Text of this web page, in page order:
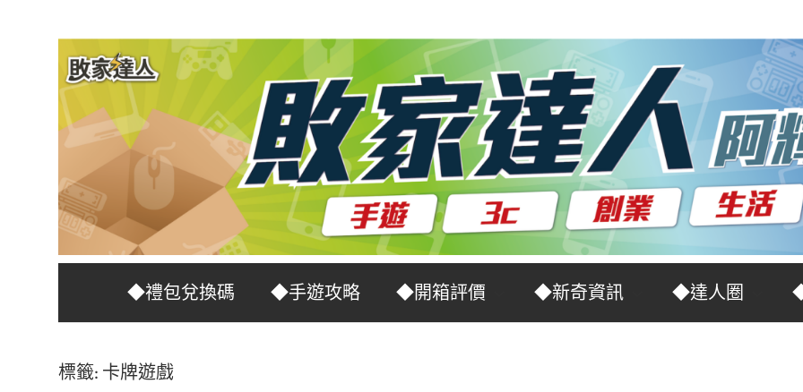
家
No.1
戲
◆禮包兌換碼 ◆手遊攻略 ◆開箱評價 ◆新奇資訊 ◆達人圈
標籤: 卡牌遊戲